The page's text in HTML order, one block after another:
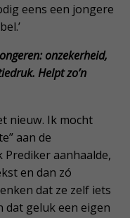
eens een jongere
onzekerheid,
Helpt zo’n
nieuw. Ik mocht
aan de
Prediker aanhaalde,
en dan zó
dat ze zelf iets
dat geluk een eigen